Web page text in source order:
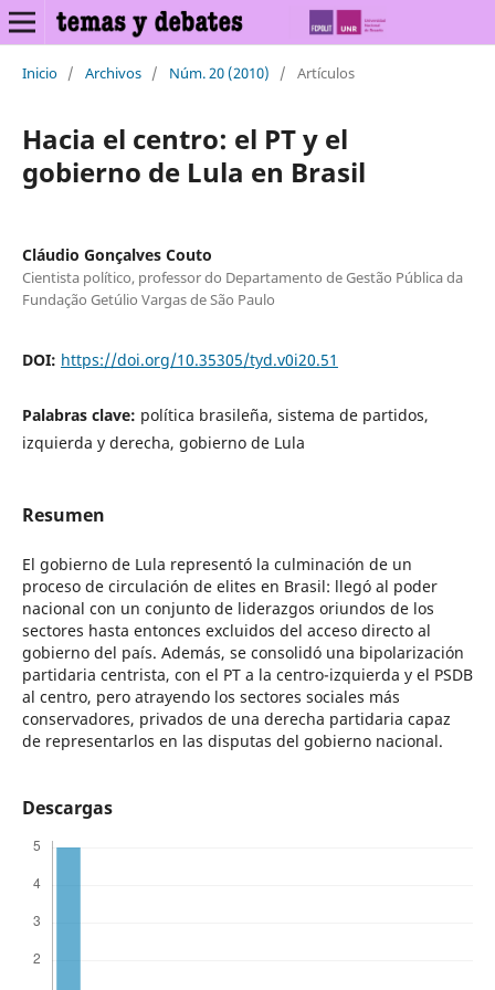
Inicio / Archivos / Núm. 20 (2010) / Artículos
Hacia el centro: el PT y el
gobierno de Lula en Brasil
Cláudio Gonçalves Couto
Cientista político, professor do Departamento de Gestão Pública da
Fundação Getúlio Vargas de São Paulo
DOI: https://doi.org/10.35305/tyd.v0i20.51
Palabras clave: política brasileña, sistema de partidos,
izquierda y derecha, gobierno de Lula
Resumen
El gobierno de Lula representó la culminación de un
proceso de circulación de elites en Brasil: llegó al poder
nacional con un conjunto de liderazgos oriundos de los
sectores hasta entonces excluidos del acceso directo al
gobierno del país. Además, se consolidó una bipolarización
partidaria centrista, con el PT a la centro-izquierda y el PSDB
al centro, pero atrayendo los sectores sociales más
conservadores, privados de una derecha partidaria capaz
de representarlos en las disputas del gobierno nacional.
Descargas